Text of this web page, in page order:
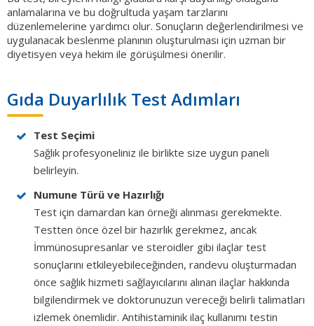
anlamalarına ve bu doğrultuda yaşam tarzlarını
düzenlemelerine yardımcı olur. Sonuçların değerlendirilmesi ve
uygulanacak beslenme planının oluşturulması için uzman bir
diyetisyen veya hekim ile görüşülmesi önerilir.
Gıda Duyarlılık Test Adımları
Test Seçimi
Sağlık profesyoneliniz ile birlikte size uygun paneli
belirleyin.
Numune Türü ve Hazırlığı
Test için damardan kan örneği alınması gerekmekte.
Testten önce özel bir hazırlık gerekmez, ancak
İmmünosupresanlar ve steroidler gibi ilaçlar test
sonuçlarını etkileyebileceğinden, randevu oluşturmadan
önce sağlık hizmeti sağlayıcılarını alınan ilaçlar hakkında
bilgilendirmek ve doktorunuzun vereceği belirli talimatları
izlemek önemlidir. Antihistaminik ilaç kullanımı testin